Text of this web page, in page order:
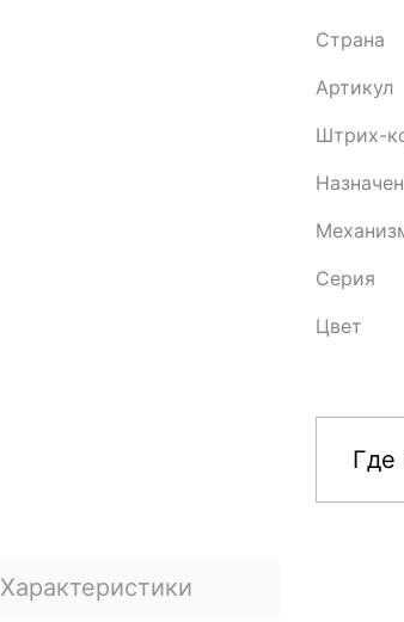
Страна
Артикул
Штрих-
Серия
Цвет
Где
Характеристики